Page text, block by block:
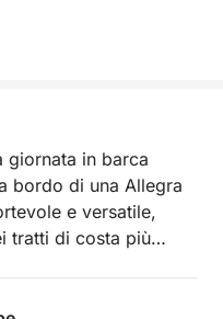
giornata in barca
bordo di una Allegra
e versatile,
tratti di costa più
Questa esperienza è